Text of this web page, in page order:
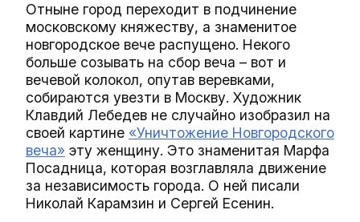
Отныне город переходит в подчинение
московскому княжеству, а знаменитое
новгородское вече распущено. Некого
больше созывать на сбор веча – вот и
вечевой колокол, опутав веревками,
собираются увезти в Москву. Художник
Клавдий Лебедев не случайно изобразил на
своей картине «Уничтожение Новгородского
веча» эту женщину. Это знаменитая Марфа
Посадница, которая возглавляла движение
за независимость города. О ней писали
Николай Карамзин и Сергей Есенин.